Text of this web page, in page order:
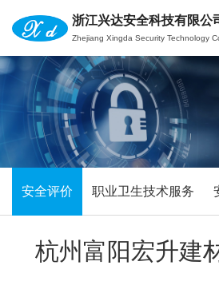
浙江兴达安全科技有限公
Zhejiang Xingda Security Technology
安全评价 职业卫生技术服务
杭州富阳宏升建